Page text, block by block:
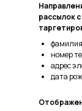
номер
адрес
дата
рассылок